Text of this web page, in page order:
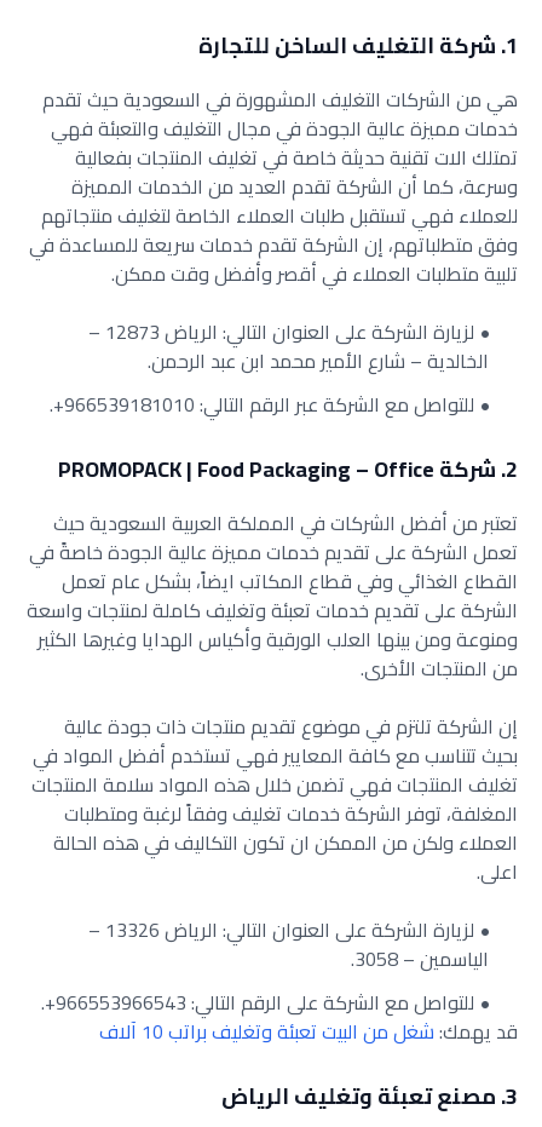
1. شركة التغليف الساخن للتجارة
هي من الشركات التغليف المشهورة في السعودية حيث تقدم
خدمات مميزة عالية الجودة في مجال التغليف والتعبئة فهي
تمتلك الات تقنية حديثة خاصة في تغليف المنتجات بفعالية
وسرعة، كما أن الشركة تقدم العديد من الخدمات المميزة
للعملاء فهي تستقبل طلبات العملاء الخاصة لتغليف منتجاتهم
وفق متطلباتهم، إن الشركة تقدم خدمات سريعة للمساعدة في
تلبية متطلبات العملاء في أقصر وأفضل وقت ممكن.
لزيارة الشركة على العنوان التالي:
الرياض 12873 –
الخالدية – شارع الأمير محمد ابن عبد الرحمن.
للتواصل مع الشركة عبر الرقم التالي: 966539181010+.
2. شركة PROMOPACK | Food Packaging – Office
تعتبر من أفضل الشركات في المملكة العربية السعودية حيث
تعمل الشركة على تقديم خدمات مميزة عالية الجودة خاصةً في
القطاع الغذائي وفي قطاع المكاتب ايضاً، بشكل عام تعمل
الشركة على تقديم خدمات تعبئة وتغليف كاملة لمنتجات واسعة
ومنوعة ومن بينها العلب الورقية وأكياس الهدايا وغيرها الكثير
من المنتجات الأخرى.
إن الشركة تلتزم في موضوع تقديم منتجات ذات جودة عالية
بحيث تتناسب مع كافة المعايير فهي تستخدم أفضل المواد في
تغليف المنتجات فهي تضمن خلال هذه المواد سلامة المنتجات
المغلفة، توفر الشركة خدمات تغليف وفقاً لرغبة ومتطلبات
العملاء ولكن من الممكن ان تكون التكاليف في هذه الحالة
اعلى.
لزيارة الشركة على العنوان التالي: الرياض 13326 –
الياسمين – 3058.
للتواصل مع الشركة على الرقم التالي: 966553966543+.
قد يهمك:شغل من البيت تعبئة وتغليف براتب 10 آلاف
3. مصنع تعبئة وتغليف الرياض